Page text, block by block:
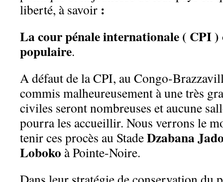
liberté, à savoir :
La cour pénale internationale ( CPI
populaire.
A défaut de la CPI, au Congo-
commis malheureusement à une très
civiles seront nombreuses et aucune
pourra les accueillir. Nous verrons le
tenir ces procès au StadeDzabana
Loboko à Pointe-Noire.